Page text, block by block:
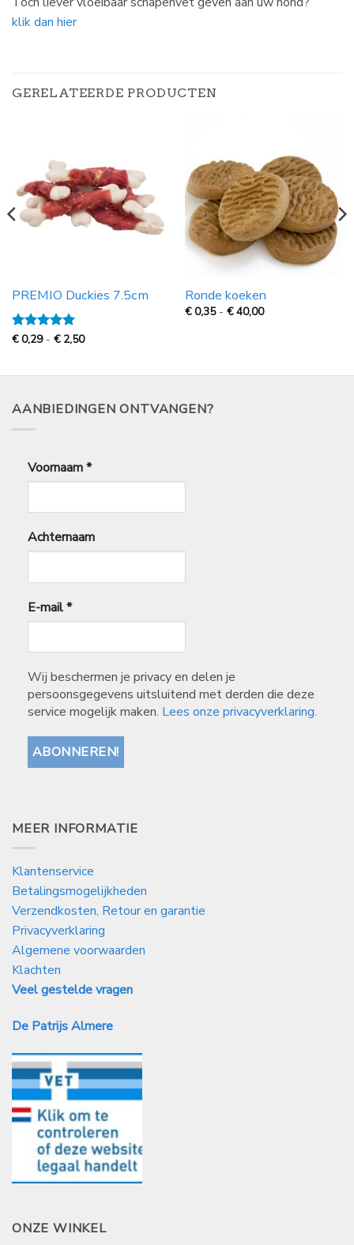
klik dan hier
GERELATEERDE PRODUCTEN
PREMIO Duckies 7.5cm
Gewaardeerd
€0,29 - € 2,50Prijsklasse:
€
Ronde koeken
€0,35 - €40,00Prijsklasse:
AANBIEDINGEN ONTVANGEN?
Voornaam*
Achternaam
E-mail*
Wij beschermen je privacy en delen je
persoonsgegevens uitsluitend met derden die deze
service mogelijk maken. Lees onze privacyverklaring.
MEER INFORMATIE
Klantenservice
Betalingsmogelijkheden
Verzendkosten, Retour en garantie
Privacyverklaring
Algemene voorwaarden
Klachten
Veel gestelde vragen
De Patrijs Almere
ONZE WINKEL